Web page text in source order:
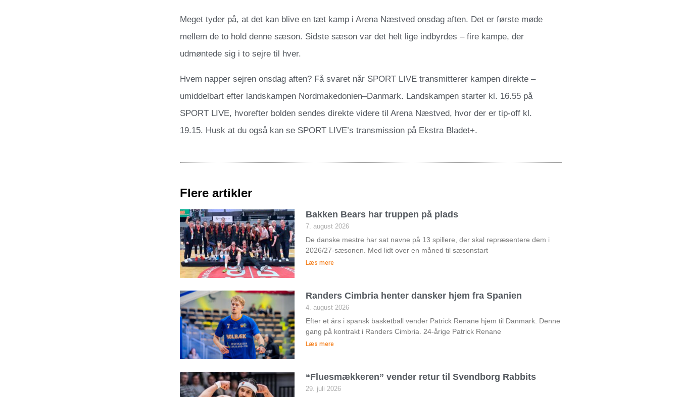
Meget tyder på, at det kan blive en tæt kamp i Arena Næstved onsdag aften. Det er første møde
mellem de to hold denne sæson. Sidste sæson var det helt lige indbyrdes – fire kampe, der
udmøntede sig i to sejre til hver.
Hvem napper sejren onsdag aften? Få svaret når SPORT LIVE transmitterer kampen direkte –
umiddelbart efter landskampen Nordmakedonien–Danmark. Landskampen starter kl. 16.55 på
SPORT LIVE, hvorefter bolden sendes direkte videre til Arena Næstved, hvor der er tip-off kl.
19.15. Husk at du også kan se SPORT LIVE’s transmission på Ekstra Bladet+.
Flere artikler
Bakken Bears har truppen på plads
7. august 2026
De danske mestre har sat navne på 13 spillere, der skal repræsentere dem i
2026/27-sæsonen. Med lidt over en måned til sæsonstart
Læs mere
Randers Cimbria henter dansker hjem fra Spanien
4. august 2026
Efter et års i spansk basketball vender Patrick Renane hjem til Danmark. Denne
gang på kontrakt i Randers Cimbria. 24-årige Patrick Renane
Læs mere
“Fluesmækkeren” vender retur til Svendborg Rabbits
29. juli 2026